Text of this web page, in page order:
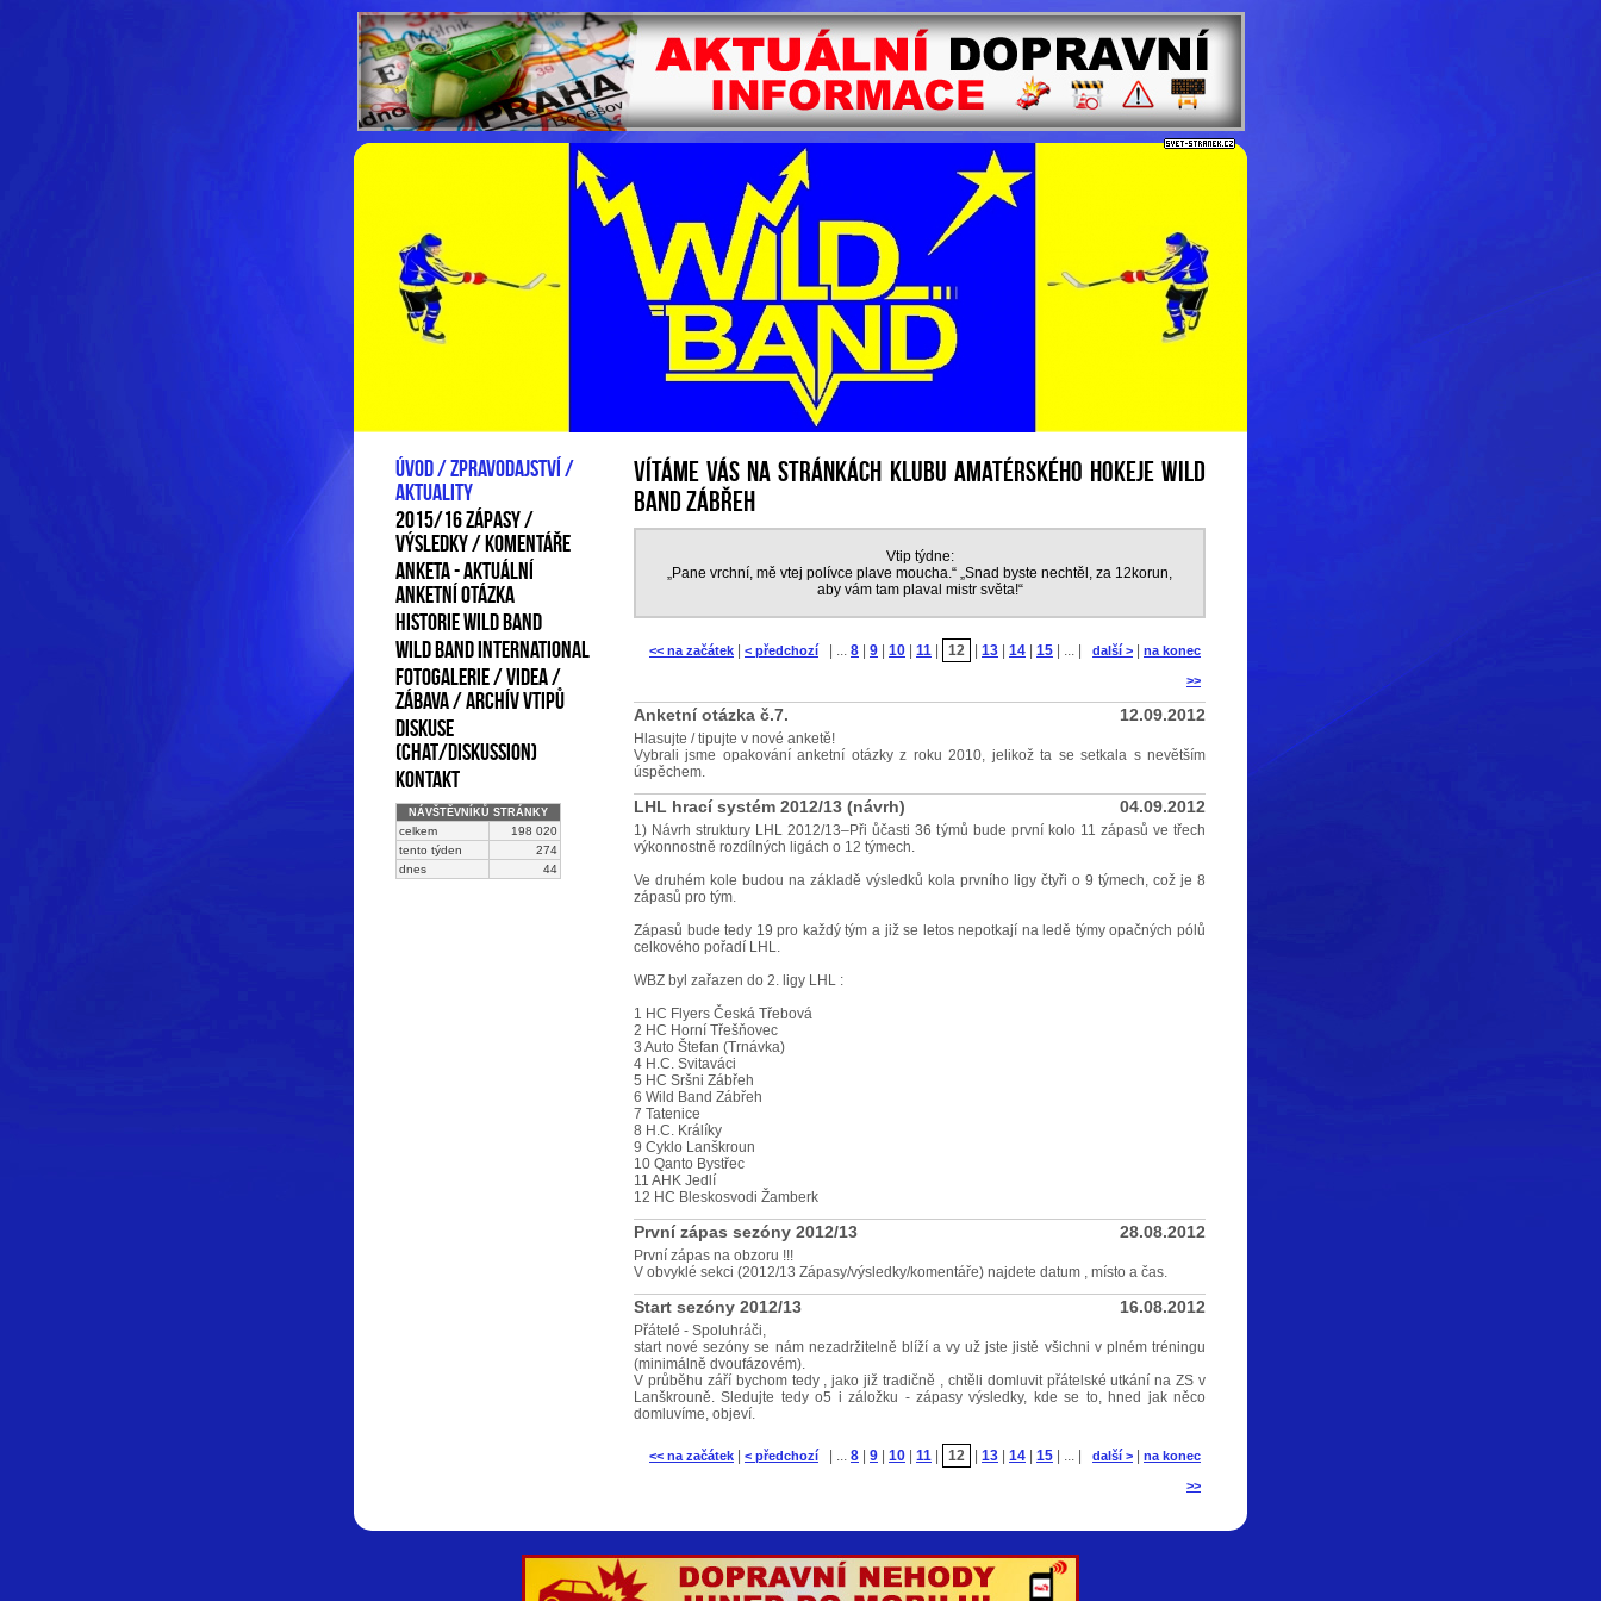
VÍTÁME VÁS NA STRÁNKÁCH KLUBU AMATÉRSKÉHO HOKEJE WILD
BAND ZÁBŘEH
Vtip týdne:
„Pane vrchní, mě vtej polívce plave moucha.“ „Snad byste nechtěl, za 12korun,
aby vám tam plaval mistr světa!“
<< na začátek < předchozí | ... 8 9 10 11 12 13 14 15 | ... | další > na konec
>>
12.09.2012
Anketní otázka č.7.
Hlasujte / tipujte v nové anketě!
Vybrali jsme opakování anketní otázky z roku 2010, jelikož ta se setkala s nevětším
úspěchem.
04.09.2012
LHL hrací systém 2012/13 (návrh)
1) Návrh struktury LHL 2012/13–Při ůčasti 36 týmů bude první kolo 11 zápasů ve třech
výkonnostně rozdílných ligách o 12 týmech.
Ve druhém kole budou na základě výsledků kola prvního ligy čtyři o 9 týmech, což je 8
zápasů pro tým.
Zápasů bude tedy 19 pro každý tým a již se letos nepotkají na ledě týmy opačných pólů
celkového pořadí LHL.
WBZ byl zařazen do 2. ligy LHL :
1 HC Flyers Česká Třebová
2 HC Horní Třešňovec
3 Auto Štefan (Trnávka)
4 H.C. Svitaváci
5 HC Sršni Zábřeh
6 Wild Band Zábřeh
7 Tatenice
8 H.C. Králíky
9 Cyklo Lanškroun
10 Qanto Bystřec
11 AHK Jedlí
12 HC Bleskosvodi Žamberk
28.08.2012
První zápas sezóny 2012/13
První zápas na obzoru !!!
V obvyklé sekci (2012/13 Zápasy/výsledky/komentáře) najdete datum , místo a čas.
16.08.2012
Start sezóny 2012/13
Přátelé - Spoluhráči,
start nové sezóny se nám nezadržitelně blíží a vy už jste jistě všichni v plném tréningu
(minimálně dvoufázovém).
V průběhu září bychom tedy , jako již tradičně , chtěli domluvit přátelské utkání na ZS v
Lanškrouně. Sledujte tedy o5 i záložku - zápasy výsledky, kde se to, hned jak něco
domluvíme, objeví.
<< na začátek < předchozí | ... 8 9 10 11 12 13 14 15 | ... | další > na konec
>>
Úvod / zpravodajství /
aktuality
2015/16 ZÁPASY /
VÝSLEDKY / KOMENTÁŘE
Anketa - aktuální
anketní otázka
Historie Wild Band
Wild Band international
Fotogalerie / Videa /
Zábava / Archív vtipů
Diskuse
(chat/diskussion)
Kontakt
NÁVŠTĚVNÍKŮ STRÁNKY
celkem
198 020
tento týden
274
dnes
44